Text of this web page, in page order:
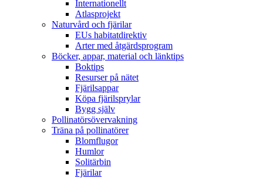
Internationellt
Atlasprojekt
Naturvård och fjärilar
EUs habitatdirektiv
Arter med åtgärdsprogram
Böcker, appar, material och länktips
Boktips
Resurser på nätet
Fjärilsappar
Köpa fjärilsprylar
Bygg själv
Pollinatörsövervakning
Träna på pollinatörer
Blomflugor
Humlor
Solitärbin
Fjärilar